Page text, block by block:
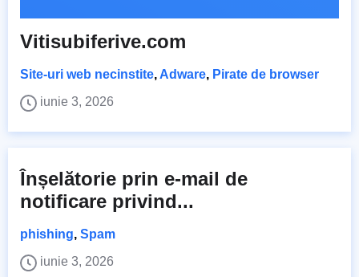
Vitisubiferive.com
Site-uri web necinstite, Adware, Pirate de browser
iunie 3, 2026
Înșelătorie prin e-mail de
notificare privind...
phishing, Spam
iunie 3, 2026